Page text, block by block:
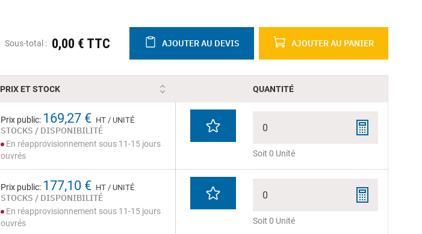
Sous-total : 0,00 € TTC AJOUTER AU DEVIS AJOUTER AU PANIER
PRIX ET STOCK QUANTITÉ
Prix public: 169,27 € HT / UNITÉ
STOCKS / DISPONIBILITÉ
En réapprovisionnement sous 11-15 jours
ouvrés
0
Soit 0 Unité
Prix public: 177,10 € HT / UNITÉ
STOCKS / DISPONIBILITÉ
En réapprovisionnement sous 11-15 jours
ouvrés
0
Soit 0 Unité